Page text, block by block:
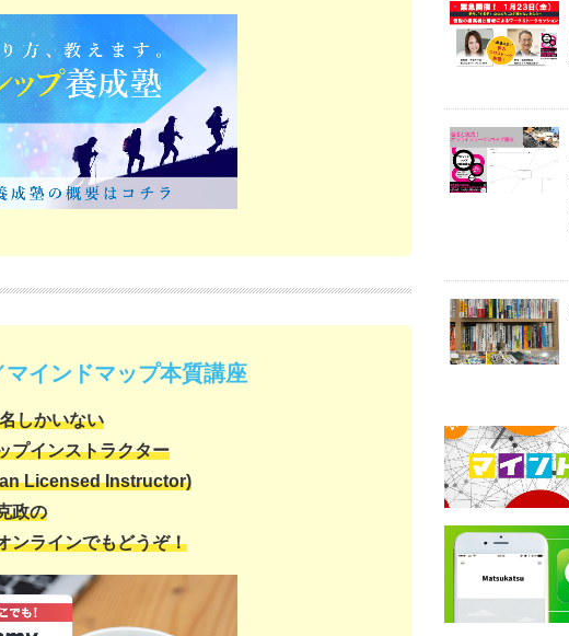
インドマップ本質講座
しかいない
プインストラクター
Licensed Instructor)
政の
ンラインでもどうぞ！